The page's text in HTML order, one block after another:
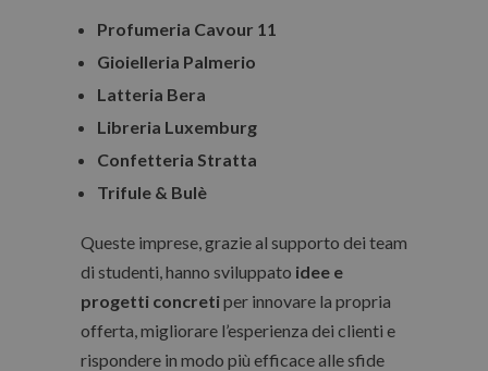
Profumeria Cavour 11
Gioielleria Palmerio
Latteria Bera
Libreria Luxemburg
Confetteria Stratta
Trifule & Bulè
Queste imprese, grazie al supporto dei team
di studenti, hanno sviluppato idee e
progetti concretiper innovare la propria
offerta, migliorare l’esperienza dei clienti e
rispondere in modo più efficace alle sfide